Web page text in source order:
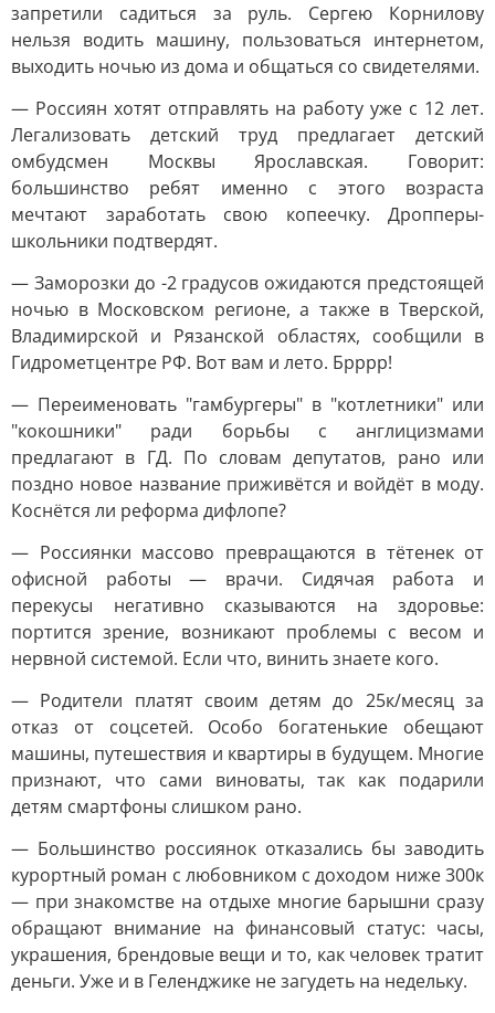
запретили садиться за руль. Сергею Корнилову
нельзя водить машину, пользоваться интернетом,
выходить ночью из дома и общаться со свидетелями.
— Россиян хотят отправлять на работу уже с 12 лет.
Легализовать детский труд предлагает детский
омбудсмен Москвы Ярославская. Говорит:
большинство ребят именно с этого возраста
мечтают заработать свою копеечку. Дропперы-
школьники подтвердят.
— Заморозки до -2 градусов ожидаются предстоящей
ночью в Московском регионе, а также в Тверской,
Владимирской и Рязанской областях, сообщили в
Гидрометцентре РФ. Вот вам и лето. Брррр!
— Переименовать "гамбургеры" в "котлетники" или
"кокошники" ради борьбы с англицизмами
предлагают в ГД. По словам депутатов, рано или
поздно новое название приживётся и войдёт в моду.
Коснётся ли реформа дифлопе?
— Россиянки массово превращаются в тётенек от
офисной работы — врачи. Сидячая работа и
перекусы негативно сказываются на здоровье:
портится зрение, возникают проблемы с весом и
нервной системой. Если что, винить знаете кого.
— Родители платят своим детям до 25к/месяц за
отказ от соцсетей. Особо богатенькие обещают
машины, путешествия и квартиры в будущем. Многие
признают, что сами виноваты, так как подарили
детям смартфоны слишком рано.
— Большинство россиянок отказались бы заводить
курортный роман с любовником с доходом ниже 300к
— при знакомстве на отдыхе многие барышни сразу
обращают внимание на финансовый статус: часы,
украшения, брендовые вещи и то, как человек тратит
деньги. Уже и в Геленджике не загудеть на недельку.